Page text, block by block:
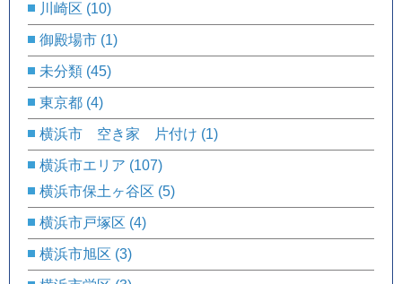
川崎区 (10)
御殿場市 (1)
未分類 (45)
東京都 (4)
横浜市 空き家 片付け (1)
横浜市エリア (107)
横浜市保土ヶ谷区 (5)
横浜市戸塚区 (4)
横浜市旭区 (3)